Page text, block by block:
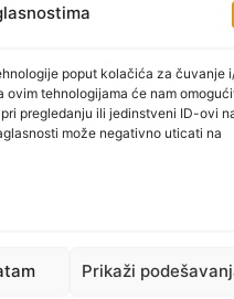
poput kolačića za čuvanje
ovim tehnologijama će nam
pregledanju ili jedinstveni ID-ovi
može negativno uticati na
Prikaži
moždano stablo,
pitanja, npr. zašto
tokom života?
i njegovoj